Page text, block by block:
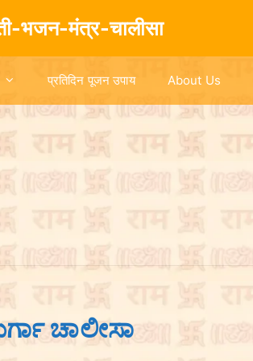
भजन-मंत्र-चालीसा
प्रतिदिन पूजन उपाय About Us
ಚಾಲೀಸಾ